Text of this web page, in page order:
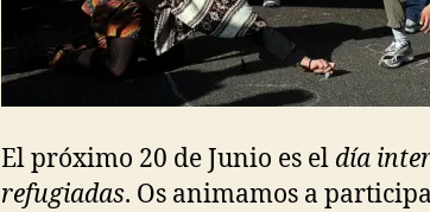
El próximo 20 de Junio es el día
refugiadas. Os animamos a